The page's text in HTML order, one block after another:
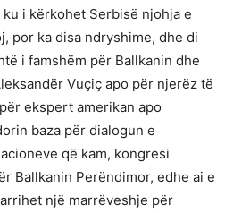
i kërkohet Serbisë njohja e
por ka disa ndryshime, dhe di
i famshëm për Ballkanin dhe
Vuçiç apo për njerëz të
ekspert amerikan apo
baza për dialogun e
që kam, kongresi
Ballkanin Perëndimor, edhe ai e
një marrëveshje për